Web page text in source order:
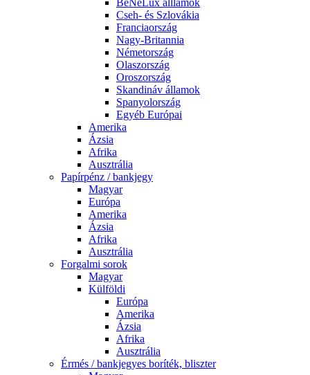
BeNeLux álllamok
Cseh- és Szlovákia
Franciaország
Nagy-Britannia
Németország
Olaszország
Oroszország
Skandináv államok
Spanyolország
Egyéb Európai
Amerika
Ázsia
Afrika
Ausztrália
Papírpénz / bankjegy
Magyar
Európa
Amerika
Ázsia
Afrika
Ausztrália
Forgalmi sorok
Magyar
Külföldi
Európa
Amerika
Ázsia
Afrika
Ausztrália
Érmés / bankjegyes boríték, bliszter